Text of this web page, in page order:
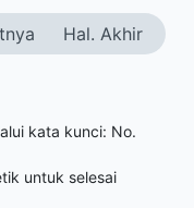
Hal. Akhir
kata kunci: No.
untuk selesai